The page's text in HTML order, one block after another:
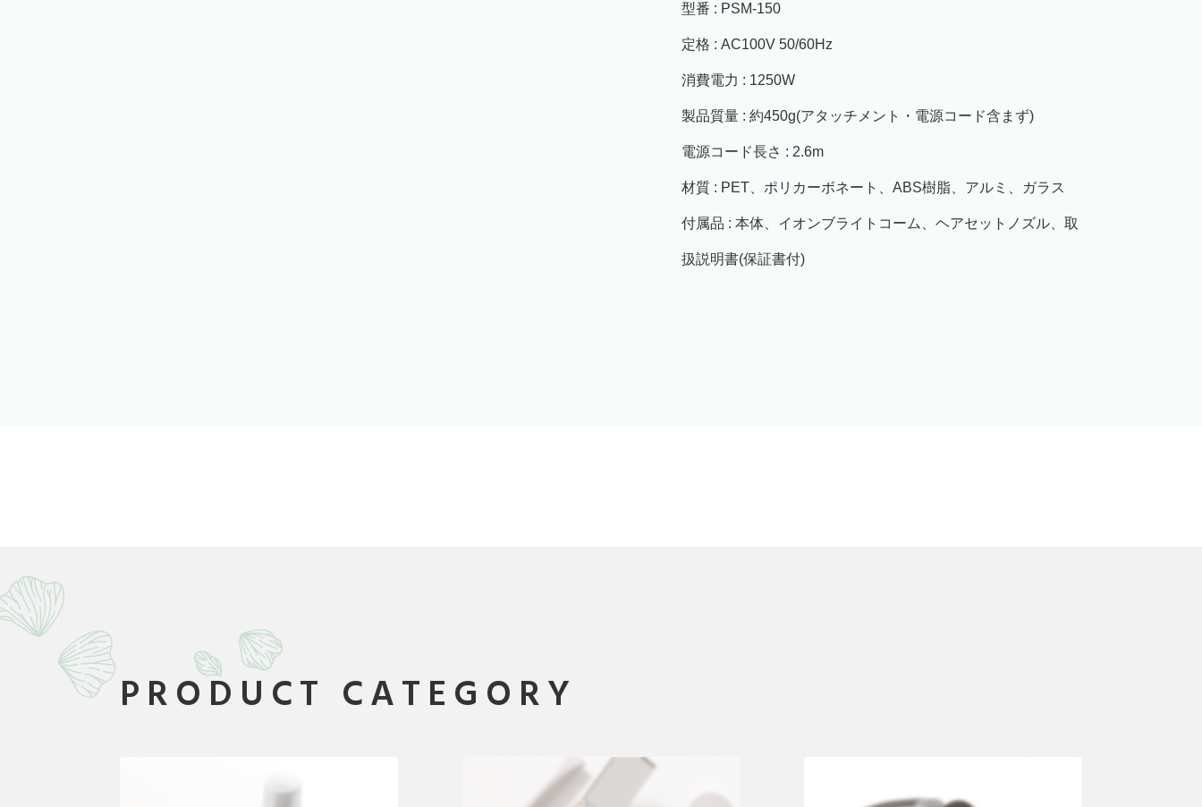
型番 : PSM-150
定格 : AC100V 50/60Hz
消費電力 : 1250W
製品質量 : 約450g(アタッチメント・電源コード含まず)
電源コード長さ : 2.6m
材質 : PET、ポリカーボネート、ABS樹脂、アルミ、ガラス
付属品 : 本体、イオンブライトコーム、ヘアセットノズル、取
扱説明書(保証書付)
PRODUCT CATEGORY